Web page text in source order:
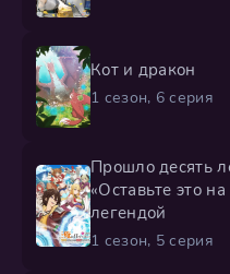
Кот и дракон
1 сезон, 6 серия
Прошло десять
«Оставьте это
легендой
1 сезон, 5 серия